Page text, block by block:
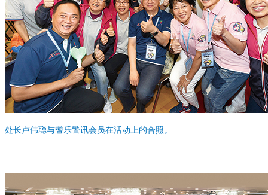
处长卢伟聪与耆乐警讯会员在活动上的合照。